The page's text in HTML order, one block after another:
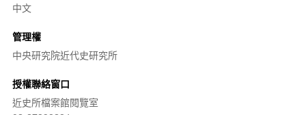
中文
管理權
中央研究院近代史研究所
授權聯絡窗口
近史所檔案館閱覽室